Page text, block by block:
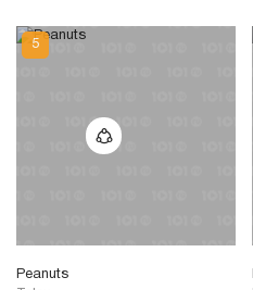
Peanuts